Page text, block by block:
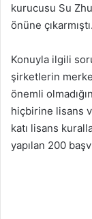
kurucusu Su
önüne çıkarmıştı.
Konuyla ilgili
şirketlerin
önemli
hiçbirine lisans
katı lisans
yapılan 200